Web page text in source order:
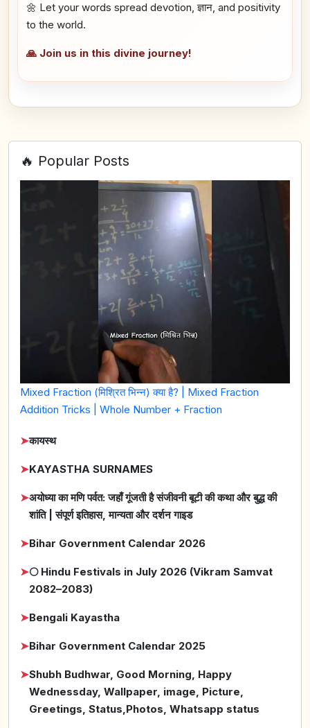
🌼 Let your words spread devotion, ज्ञान, and positivity
to the world.
🙏 Join us in this divine journey!
🔥 Popular Posts
Mixed Fraction (मिश्रित भिन्न) क्या है? | Mixed Fraction
Addition Tricks | Whole Number + Fraction
➤कायस्थ
➤KAYASTHA SURNAMES
➤अयोध्या का मणि पर्वत: जहाँ गूंजती है संजीवनी बूटी की कथा और बुद्ध की
शांति | संपूर्ण इतिहास, मान्यता और दर्शन गाइड
➤Bihar Government Calendar 2026
➤🌕 Hindu Festivals in July 2026 (Vikram Samvat
2082–2083)
➤Bengali Kayastha
➤Bihar Government Calendar 2025
➤Shubh Budhwar, Good Morning, Happy
Wednessday, Wallpaper, image, Picture,
Greetings, Status,Photos, Whatsapp status